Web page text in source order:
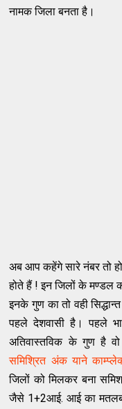
नामक जिला बनता है।
अब आप कहेंगे सारे नंबर तो
होते हैं ! इन जिलों के मण्डल
इनके गुण का तो वही
पहले देशवासी है। पहले
अतिवास्तविक के गुण है
समिश्रित अंक याने
जिलों को मिलकर बना
जैसे 1+2आई. आई का मतलब